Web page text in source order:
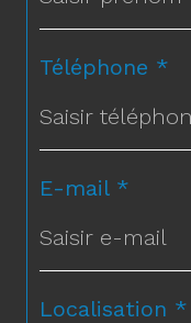
Téléphone *
E-mail *
Localisation *